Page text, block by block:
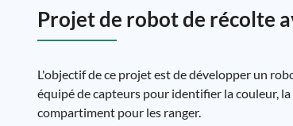
Projet de robot de récolte
L'objectif de ce projet est de développer un
équipé de capteurs pour identifier la couleur,
compartiment pour les ranger.